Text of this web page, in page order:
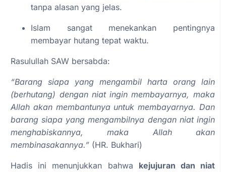
tanpa alasan yang jelas.
Islam sangat menekankan pentingnya
membayar hutang tepat waktu.
Rasulullah SAW bersabda:
“Barang siapa yang mengambil harta orang lain
(berhutang) dengan niat ingin membayarnya, maka
Allah akan membantunya untuk membayarnya. Dan
barang siapa yang mengambilnya dengan niat ingin
menghabiskannya, maka Allah akan
membinasakannya.” (HR. Bukhari)
Hadis ini menunjukkan bahwa kejujuran dan niat